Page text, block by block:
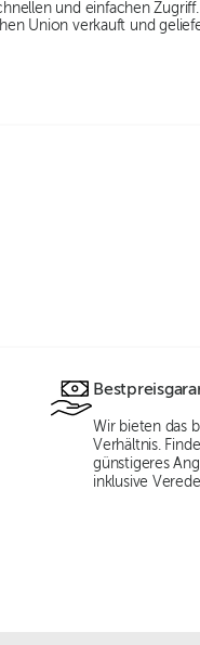
und einfachen
Union verkauft und
Wir bieten das
Verhältnis.
günstigeres
inklusive